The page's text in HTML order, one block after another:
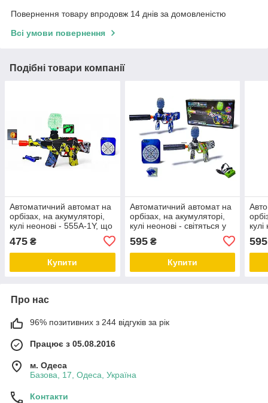
Повернення товару впродовж 14 днів за домовленістю
Всі умови повернення
Подібні товари компанії
Автоматичний автомат на
орбізах, на акумуляторі,
кулі неонові - 555A-1Y, що
475 ₴
Купити
Автоматичний автомат на
орбізах, на акумуляторі,
кулі неонові - світяться у
595₴
Купити
595
Про нас
96% позитивних з 244 відгуків за рік
Працює з 05.08.2016
м. Одеса
Базова, 17, Одеса, Україна
Контакти